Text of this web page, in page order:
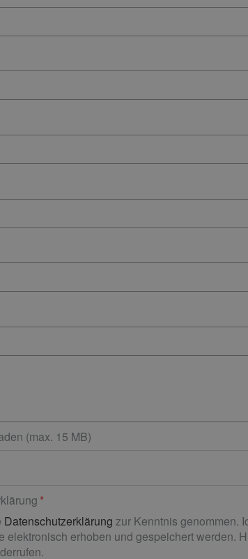
(max. 15 MB)
Datenschutzerklärung zur Kenntnis genommen.
elektronisch erhoben und gespeichert werden.